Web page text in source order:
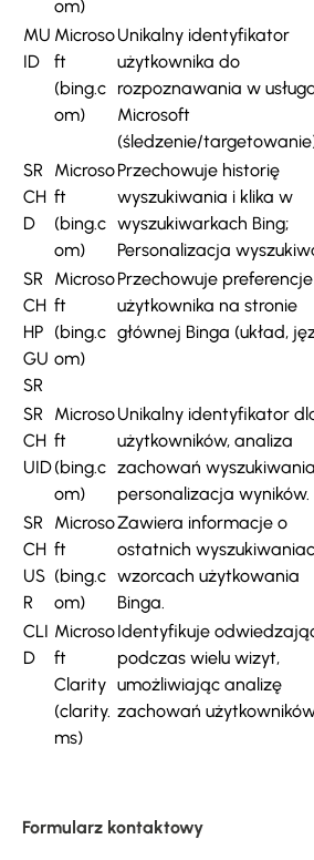
om)
MU
ID
Microso
ft
(bing.c
om)
Unikalny identyfikator
użytkownika do
rozpoznawania w
Microsoft
(śledzenie/
SR
CH
D
Microso
ft
(bing.c
om)
Przechowuje historię
wyszukiwania i klika w
wyszukiwarkach Bing;
Personalizacja
SR
CH
HP
GU
SR
Microso
ft
(bing.c
om)
Przechowuje preferencje
użytkownika na stronie
głównej Binga (układ,
SR
CH
UID
Microso
ft
(bing.c
om)
Unikalny identyfikator
użytkowników, analiza
zachowań
personalizacja wyników.
SR
CH
US
R
Microso
ft
(bing.c
om)
Zawiera informacje o
ostatnich
wzorcach użytkowania
Binga.
CLI
D
Microso
ft
Clarity
(clarity.
ms)
Identyfikuje
podczas wielu wizyt,
umożliwiając analizę
zachowań
Formularz kontaktowy